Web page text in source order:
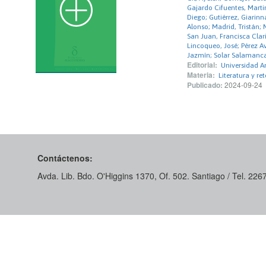
Gajardo Cifuentes,
Diego; Gutiérrez,
Alonso; Madrid, Tristán;
San Juan, Francisca
Lincoqueo, José; Pérez
Jazmín; Solar
Editorial: Universidad
Materia: Literatura y
Publicado: 2024-09-24
Contáctenos:
Avda. Lib. Bdo. O'Higgins 1370, Of. 502. Santiago / Tel.